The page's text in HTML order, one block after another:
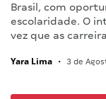
Brasil, com
escolaridade. O
vez que as
Yara Lima • 3 de